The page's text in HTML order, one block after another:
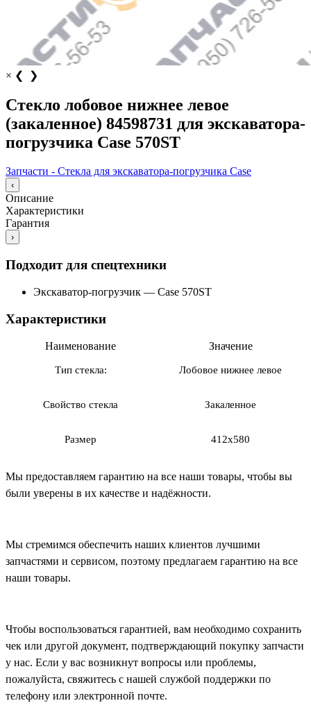
× ❮ ❯
Стекло лобовое нижнее левое
(закаленное) 84598731 для экскаватора-
погрузчика Case 570ST
Запчасти - Стекла для экскаватора-погрузчика Case
‹
Описание
Характеристики
Гарантия
›
Подходит для спецтехники
Экскаватор-погрузчик — Case 570ST
Характеристики
Наименование Значение
Тип стекла: Лобовое нижнее левое
Свойство стекла Закаленное
Размер 412х580
Мы предоставляем гарантию на все наши товары, чтобы вы
были уверены в их качестве и надёжности.
Мы стремимся обеспечить наших клиентов лучшими
запчастями и сервисом, поэтому предлагаем гарантию на все
наши товары.
Чтобы воспользоваться гарантией, вам необходимо сохранить
чек или другой документ, подтверждающий покупку запчасти
у нас. Если у вас возникнут вопросы или проблемы,
пожалуйста, свяжитесь с нашей службой поддержки по
телефону или электронной почте.